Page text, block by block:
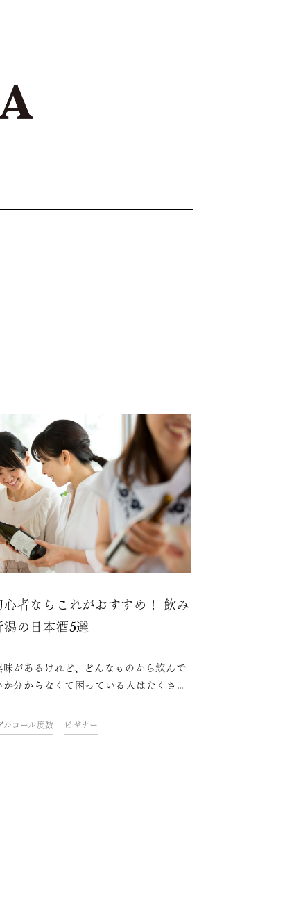
心者ならこれがおすすめ！ 飲み
潟の日本酒5選
味があるけれど、どんなものから飲んで
分からなくて困っている人はたくさん
めの日本酒のタイプの解説や、そのタイ
る日本酒を厳選して紹介します。
ルコール度数 ビギナー